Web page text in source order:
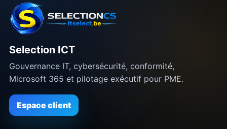
Selection ICT
Gouvernance IT, cybersécurité, conformité,
Microsoft 365 et pilotage exécutif pour PME.
Espace client